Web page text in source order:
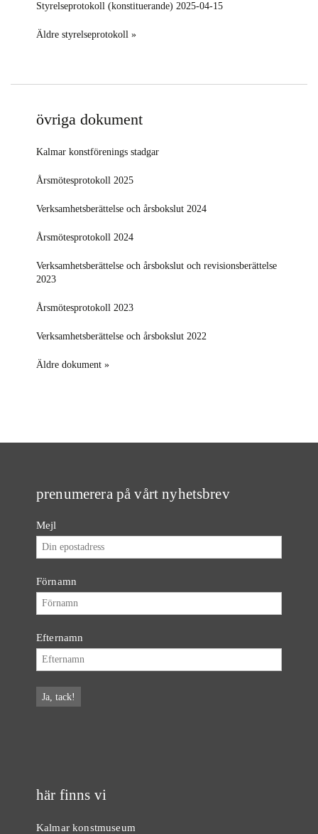
Styrelseprotokoll (konstituerande) 2025-04-15
Äldre styrelseprotokoll »
övriga dokument
Kalmar konstförenings stadgar
Årsmötesprotokoll 2025
Verksamhetsberättelse och årsbokslut 2024
Årsmötesprotokoll 2024
Verksamhetsberättelse och årsbokslut och revisionsberättelse
2023
Årsmötesprotokoll 2023
Verksamhetsberättelse och årsbokslut 2022
Äldre dokument »
prenumerera på vårt nyhetsbrev
Mejl
Förnamn
Efternamn
här finns vi
Kalmar konstmuseum